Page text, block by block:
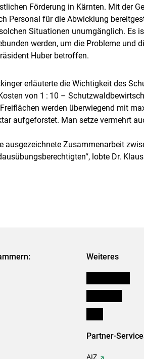
Förderung in Kärnten. Mit der
Personal für die Abwicklung
Situationen unumgänglich. Es
werden, um die Probleme und
Huber betroffen.
erläuterte die Wichtigkeit des
von 1 : 10 –
werden überwiegend mit
aufgeforstet. Man setze vermehrt
ausgezeichnete Zusammenarbeit
lobte Dr.
Weiteres
Partner-
AIZ